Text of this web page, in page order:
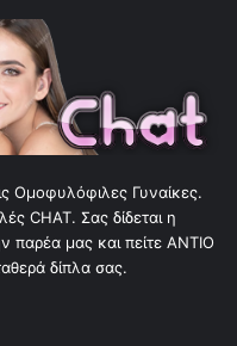
Ομοφυλόφιλες Γυναίκες.
CHAT. Σας δίδεται η
παρέα μας και πείτε ΑΝΤΙΟ
δίπλα σας.